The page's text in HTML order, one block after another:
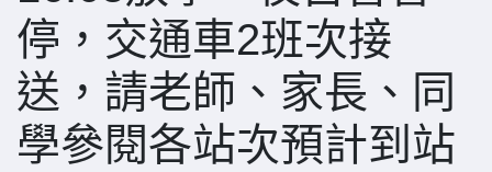
停，交通車2班次接
送，請老師、家長、同
學參閱各站次預計到站